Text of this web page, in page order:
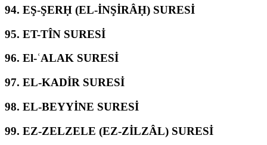
94. EŞ-ŞERḤ (EL-İNŞİRÂḤ) SURESİ
95. ET-TÎN SURESİ
96. El-ʿALAK SURESİ
97. EL-KADİR SURESİ
98. EL-BEYYİNE SURESİ
99. EZ-ZELZELE (EZ-ZİLZÂL) SURESİ